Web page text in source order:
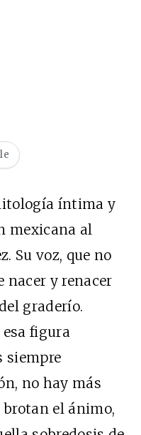
íntima y
mexicana al
Su voz, que no
nacer y renacer
graderío.
figura
siempre
no hay más
el ánimo,